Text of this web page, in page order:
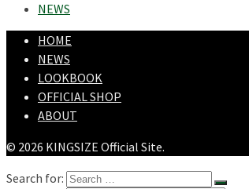
NEWS
HOME
NEWS
LOOKBOOK
OFFICIAL SHOP
ABOUT
© 2026 KINGSIZE Official Site.
Search for: